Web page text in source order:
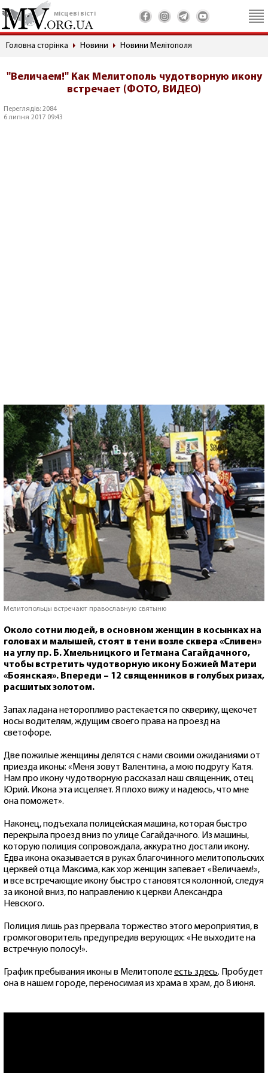
місцеві вісті
Головна сторінка Новини Новини Мелітополя
"Величаем!" Как Мелитополь чудотворную икону
встречает (ФОТО, ВИДЕО)
Переглядів: 2084
6 липня 2017 09:43
Мелитопольцы встречают православную святыню
Около сотни людей, в основном женщин в косынках на
головах и малышей, стоят в тени возле сквера «Сливен»
на углу пр. Б. Хмельницкого и Гетмана Сагайдачного,
чтобы встретить чудотворную икону Божией Матери
«Боянская». Впереди – 12 священников в голубых ризах,
расшитых золотом.
Запах ладана неторопливо растекается по скверику, щекочет
носы водителям, ждущим своего права на проезд на
светофоре.
Две пожилые женщины делятся с нами своими ожиданиями от
приезда иконы: «Меня зовут Валентина, а мою подругу Катя.
Нам про икону чудотворную рассказал наш священник, отец
Юрий. Икона эта исцеляет. Я плохо вижу и надеюсь, что мне
она поможет».
Наконец, подъехала полицейская машина, которая быстро
перекрыла проезд вниз по улице Сагайдачного. Из машины,
которую полиция сопровождала, аккуратно достали икону.
Едва икона оказывается в руках благочинного мелитопольских
церквей отца Максима, как хор женщин запевает «Величаем!»,
и все встречающие икону быстро становятся колонной, следуя
за иконой вниз, по направлению к церкви Александра
Невского.
Полиция лишь раз прервала торжество этого мероприятия, в
громкоговоритель предупредив верующих: «Не выходите на
встречную полосу!».
График пребывания иконы в Мелитополеесть здесь. Пробудет
она в нашем городе, переносимая из храма в храм, до 8 июня.